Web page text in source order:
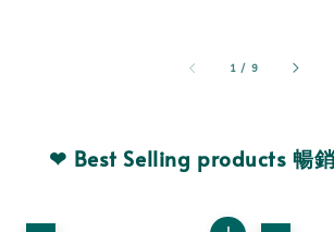
1 / 9
❤ Best Selling products 暢